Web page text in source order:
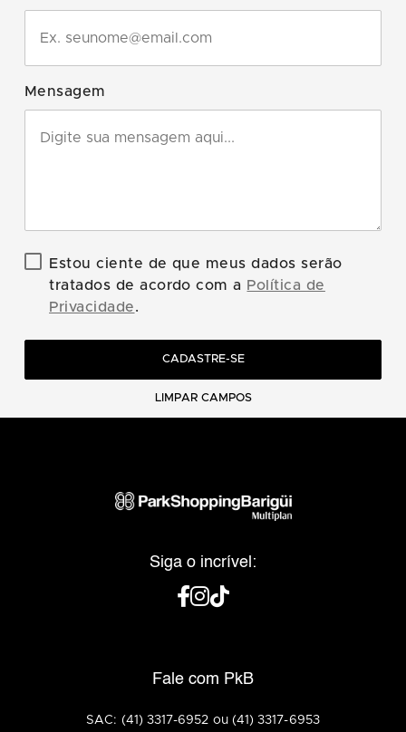
Mensagem
Estou ciente de que meus dados serão
tratados de acordo com a Política de
Privacidade.
CADASTRE-SE
LIMPAR CAMPOS
Siga o incrível:
Fale com PkB
SAC: (41) 3317-6952 ou (41) 3317-6953